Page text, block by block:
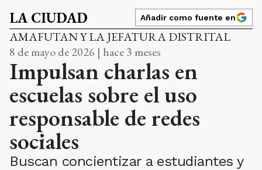
LA CIUDAD Añadir como fuente en
AMAFUTAN Y LA JEFATURA DISTRITAL
8 de mayo de 2026 | hace 3 meses
Impulsan charlas en
escuelas sobre el uso
responsable de redes
sociales
Buscan concientizar a estudiantes y